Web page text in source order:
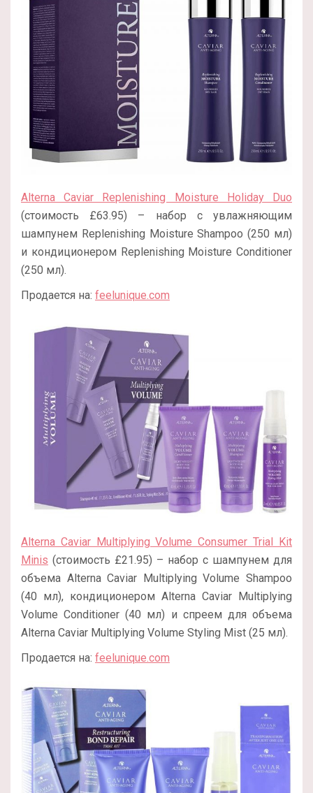
Alterna Caviar Replenishing Moisture Holiday Duo
(стоимость £63.95) – набор с увлажняющим
шампунем Replenishing Moisture Shampoo (250 мл)
и кондиционером Replenishing Moisture Conditioner
(250 мл).
Продается на: feelunique.com
Alterna Caviar Multiplying Volume Consumer Trial Kit
Minis (стоимость £21.95) – набор с шампунем для
объема Alterna Caviar Multiplying Volume Shampoo
(40 мл), кондиционером Alterna Caviar Multiplying
Volume Conditioner (40 мл) и спреем для объема
Alterna Caviar Multiplying Volume Styling Mist (25 мл).
Продается на: feelunique.com